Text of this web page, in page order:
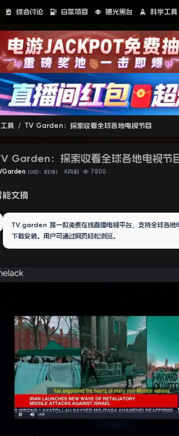
综合讨论 白菜项目 曝光黑台 科学工具
具 TV Garden：探索收看全球各地电视节目
Garden：探索收看全球各地电视节
（UID：8218） 4月前 7800
文摘
TV.garden 是一款免费在线直播电视平台，支持全球各地
下载安装。用户可通过网页轻松浏览。